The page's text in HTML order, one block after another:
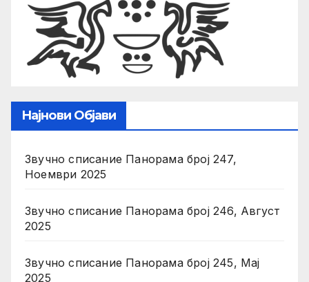
Најнови Објави
Звучно списание Панорама број 247,
Ноември 2025
Звучно списание Панорама број 246, Август
2025
Звучно списание Панорама број 245, Мај
2025